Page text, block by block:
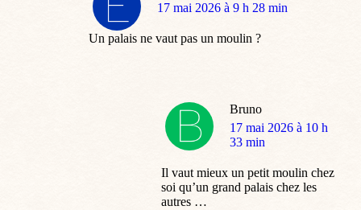
dit
17 mai 2026 à 9 h 28 min
Un palais ne vaut pas un moulin ?
Bruno
dit
:
17 mai 2026 à 10 h
33 min
Il vaut mieux un petit moulin chez
soi qu’un grand palais chez les
autres …